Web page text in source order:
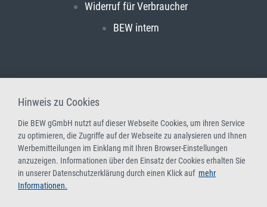
Widerruf für Verbraucher
BEW intern
Hinweis zu Cookies
Die BEW gGmbH nutzt auf dieser Webseite Cookies, um ihren Service
zu optimieren, die Zugriffe auf der Webseite zu analysieren und Ihnen
Werbemitteilungen im Einklang mit Ihren Browser-Einstellungen
anzuzeigen. Informationen über den Einsatz der Cookies erhalten Sie
in unserer Datenschutzerklärung durch einen Klick auf mehr
Informationen.